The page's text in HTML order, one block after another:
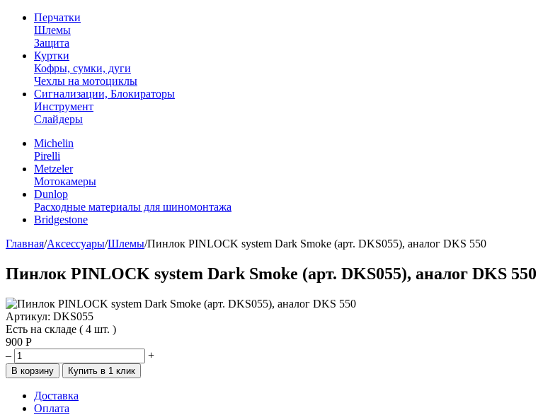
Перчатки
Шлемы
Защита
Куртки
Кофры, сумки, дуги
Чехлы на мотоциклы
Сигнализации, Блокираторы
Инструмент
Слайдеры
Michelin
Pirelli
Metzeler
Мотокамеры
Dunlop
Расходные материалы для шиномонтажа
Bridgestone
Главная/Аксессуары/Шлемы/Пинлок PINLOCK system Dark Smoke (арт. DKS055), аналог DKS 550
Пинлок PINLOCK system Dark Smoke (арт. DKS055), аналог DKS 550
Артикул: DKS055
Есть на складе ( 4 шт. )
900 Р
–
+
Доставка
Оплата